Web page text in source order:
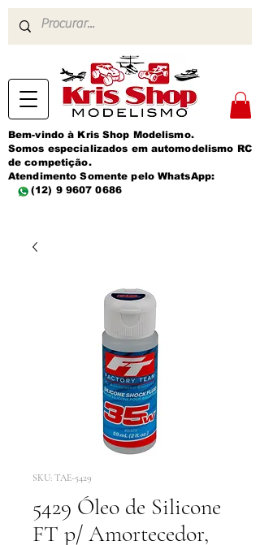
Bem-vindo à Kris Shop Modelismo.
Somos especializados em automodelismo RC
de competição.
Atendimento Somente pelo WhatsApp:
(12) 9 9607 0686
SKU: TAE-5429
5429 Óleo de Silicone
FT p/ Amortecedor,